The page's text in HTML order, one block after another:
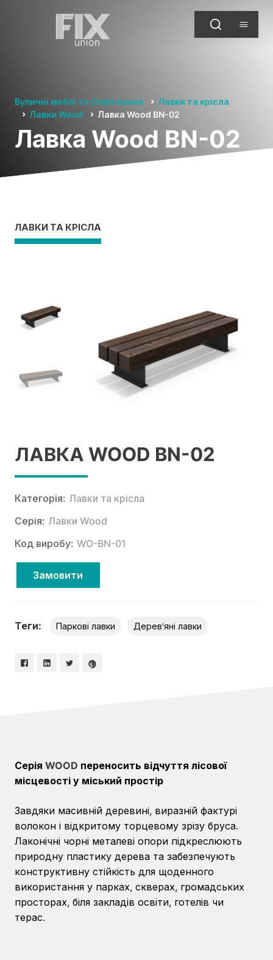
Вуличні меблі та Освітлення
Лавки та крісла
Лавки Wood
Лавка Wood BN-02
Лавка Wood BN-02
ЛАВКИ ТА КРІСЛА
ЛАВКА WOOD BN-02
Категорія: Лавки та крісла
Серія: Лавки Wood
Код виробу: WO-BN-01
Замовити
Теги: Паркові лавки Дерев'яні лавки
Серія WOOD переносить відчуття лісової
місцевості у міський простір
Завдяки масивній деревині, виразній фактурі
волокон і відкритому торцевому зрізу бруса.
Лаконічні чорні металеві опори підкреслюють
природну пластику дерева та забезпечують
конструктивну стійкість для щоденного
використання у парках, скверах, громадських
просторах, біля закладів освіти, готелів чи
терас.